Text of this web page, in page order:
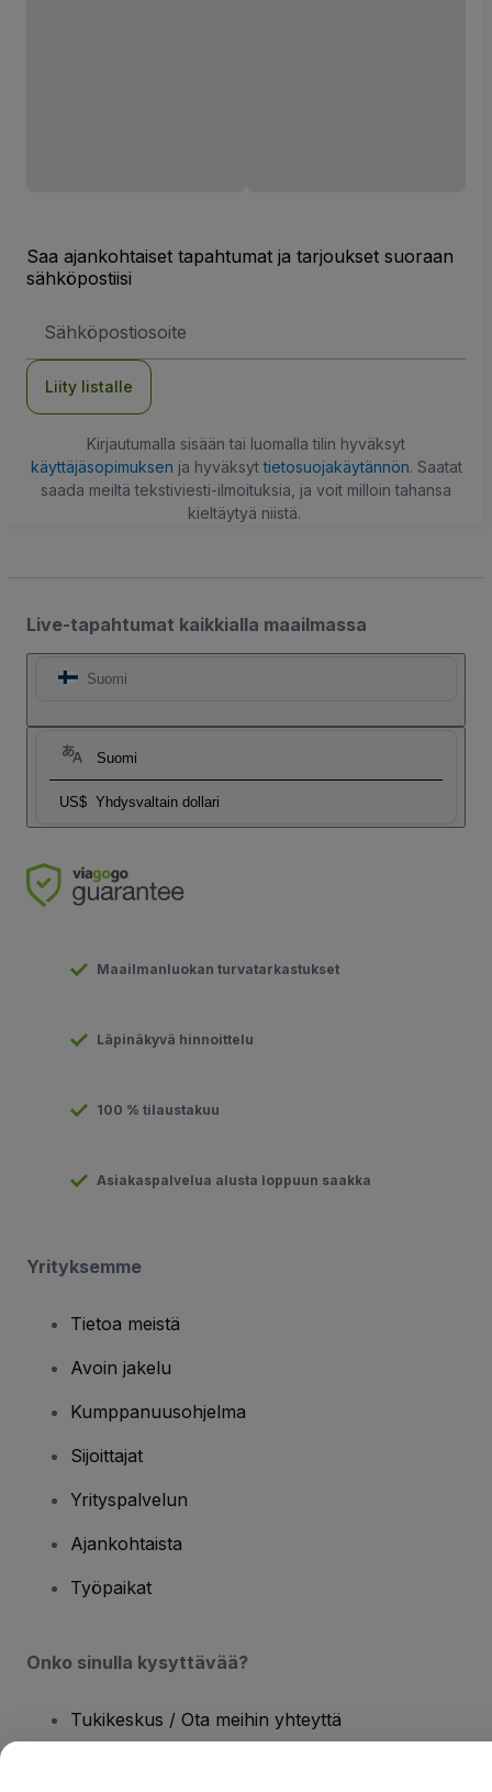
Saa ajankohtaiset tapahtumat ja tarjoukset suoraan
sähköpostiisi
Liity listalle
Kirjautumalla sisään tai luomalla tilin hyväksyt
käyttäjäsopimuksen ja hyväksyttietosuojakäytännön. Saatat
saada meiltä tekstiviesti-ilmoituksia, ja voit milloin tahansa
kieltäytyä niistä.
Live-tapahtumat kaikkialla maailmassa
Suomi
Suomi
US$ Yhdysvaltain dollari
Maailmanluokan turvatarkastukset
Läpinäkyvä hinnoittelu
100 % tilaustakuu
Asiakaspalvelua alusta loppuun saakka
Yrityksemme
Tietoa meistä
Avoin jakelu
Kumppanuusohjelma
Sijoittajat
Yrityspalvelun
Ajankohtaista
Työpaikat
Onko sinulla kysyttävää?
Tukikeskus / Ota meihin yhteyttä